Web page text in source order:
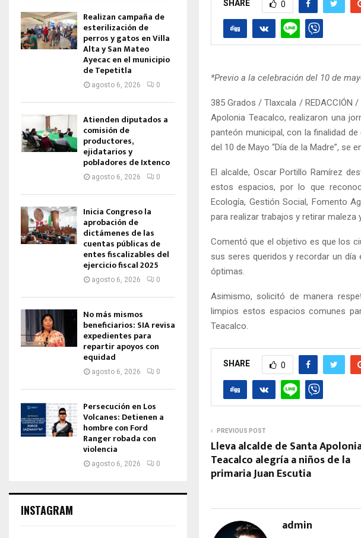
SHARE 0
*Previo a la celebración del 10 de
385 Grados / Tlaxcala / REDACCIÓN
Apolonia Teacalco, realizaron una
panteón municipal, con la finalidad
del 10 de Mayo “Día de la Madre”, se
El alcalde, Oscar Portillo Ramírez
estos espacios, por lo que
Ecología, Gestión Social, Fomento
para realizar trabajos y retirar maleza
Comentó que el objetivo es que los
sus seres queridos y recordar un día
óptimas.
Asimismo, solicitó de manera
limpios estos espacios comunes
Teacalco.
SHARE 0
PREVIOUS POST
Lleva alcalde de Santa
Teacalco alegría a niños de la
primaria Juan Escutia
admin
Realizan campaña de
esterilización de
perros y gatos en Villa
Alta y San Mateo
Ayecac en el municipio
de Tepetitla
agosto 6, 2026 0
Atienden diputados a
comisión de
productores,
ejidatarios y
pobladores de Ixtenco
agosto 6, 2026 0
Inicia Congreso la
aprobación de
dictámenes de las
cuentas públicas de
entes fiscalizables del
ejercicio fiscal 2025
agosto 6, 2026 0
No más mismos
beneficiarios: SIA revisa
expedientes para
repartir apoyos con
equidad
agosto 6, 2026 0
Persecución en Los
Volcanes: Detienen a
hombre con Ford
Ranger robada con
violencia
agosto 6, 2026 0
INSTAGRAM